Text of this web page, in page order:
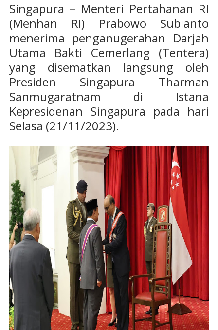
Singapura – Menteri Pertahanan RI
(Menhan RI) Prabowo Subianto
menerima penganugerahan Darjah
Utama Bakti Cemerlang (Tentera)
yang disematkan langsung oleh
Presiden Singapura Tharman
Sanmugaratnam di Istana
Kepresidenan Singapura pada hari
Selasa (21/11/2023).